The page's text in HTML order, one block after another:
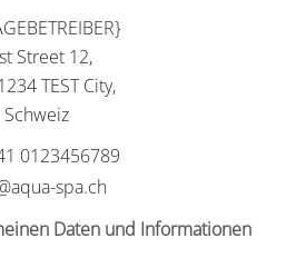
Street 12,
TEST City,
Schweiz
0123456789
spa.ch
Daten und Informationen